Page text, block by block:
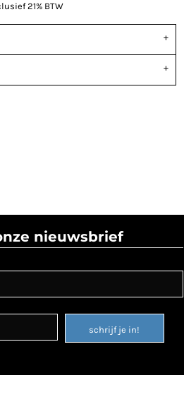
21% BTW
nieuwsbrief
schrijf je in!